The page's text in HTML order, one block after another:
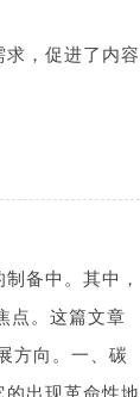
，促进了内容
备中。其中，
点。这篇文章
方向。一、碳
出现革命性地